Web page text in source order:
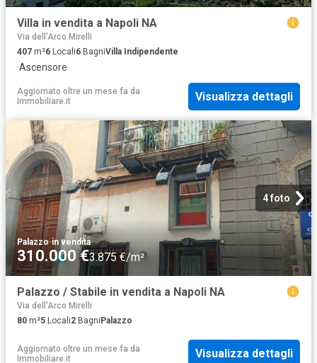
Villa in vendita a Napoli NA
Via dell'Arco Mirelli
407 m²6 Locali6 BagniVilla Indipendente
·Ascensore
Aggiornato oltre un mese fa da
Immobiliare.it
Visualizza dettagli
4 foto
Palazzo·in vendita
310.000 €3.875 €/m²
Palazzo / Stabile in vendita a Napoli NA
Via dell'Arco Mirelli
80 m²5 Locali2 BagniPalazzo
Aggiornato oltre un mese fa da
Immobiliare.it
Visualizza dettagli